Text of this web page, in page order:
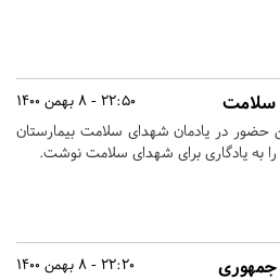
22:50 - 8 بهمن 1400 سلامت
در یادمان شهدای سلامت بیمارستان
به یادگاری برای شهدای سلامت نوشت.
22:20 - 8 بهمن 1400 جمهوری